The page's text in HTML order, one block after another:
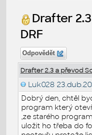
Drafter
DRF
Odpovědět
Drafter 2.3 a převod
Luk028
Dobrý den, chtěl
program který
,ze starého
uložit ho třeba do